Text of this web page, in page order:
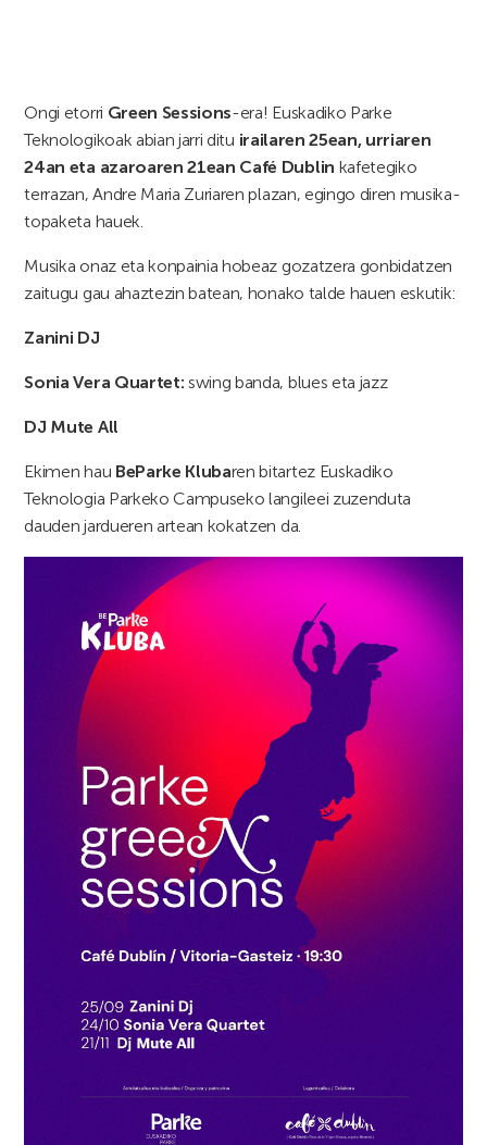
Ongi etorri Green Sessions-era! Euskadiko Parke
Teknologikoak abian jarri ditu irailaren 25ean, urriaren
24an eta azaroaren 21ean Café Dublin kafetegiko
terrazan, Andre Maria Zuriaren plazan, egingo diren musika-
topaketa hauek.
Musika onaz eta konpainia hobeaz gozatzera gonbidatzen
zaitugu gau ahaztezin batean, honako talde hauen eskutik:
Zanini DJ
Sonia Vera Quartet:swing banda, blues eta jazz
DJ Mute All
Ekimen hau BeParke Klubaren bitartez Euskadiko
Teknologia Parkeko Campuseko langileei zuzenduta
dauden jardueren artean kokatzen da.